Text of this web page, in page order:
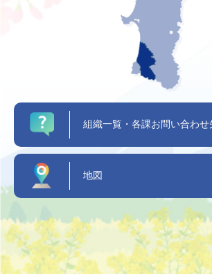
組織一覧・各課お問い合わせ
地図